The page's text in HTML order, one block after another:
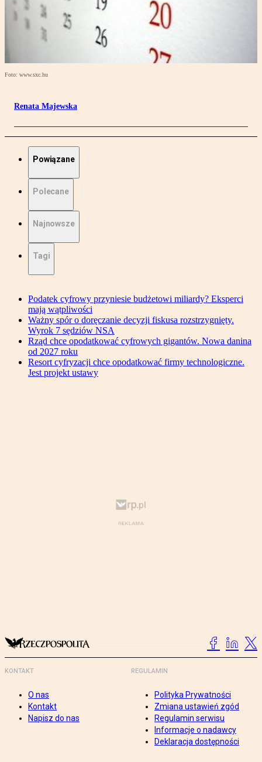
Foto: www.sxc.hu
Renata Majewska
Powiązane
Polecane
Najnowsze
Tagi
Podatek cyfrowy przyniesie budżetowi miliardy? Eksperci
mają wątpliwości
Ważny spór o doręczanie decyzji fiskusa rozstrzygnięty.
Wyrok 7 sędziów NSA
Rząd chce opodatkować cyfrowych gigantów. Nowa danina
od 2027 roku
Resort cyfryzacji chce opodatkować firmy technologiczne.
Jest projekt ustawy
KONTAKT
O nas
Kontakt
Napisz do nas
REGULAMIN
Polityka Prywatności
Zmiana ustawień zgód
Regulamin serwisu
Informacje o nadawcy
Deklaracja dostępności